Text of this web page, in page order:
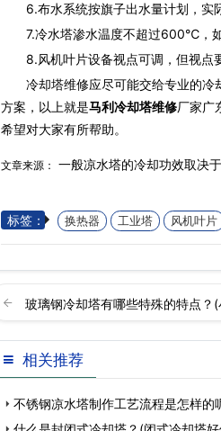
6.布水系统按旗子出水量计划，实际
7.冷水塔渗水温度不超过600℃，如
8.风机叶片设备视点可调，但视点要
冷却塔维修应尽可能交给专业的
方案，以上就是马利冷却塔维修厂家广
希望对大家有所帮助。
文章来源： 一般凉水塔的冷却功效取决
标签： 换热器 工业塔 风机叶片
玻璃钢冷却塔有哪些特殊的特点？
相关推荐
不锈钢凉水塔制作工艺流程是怎样的